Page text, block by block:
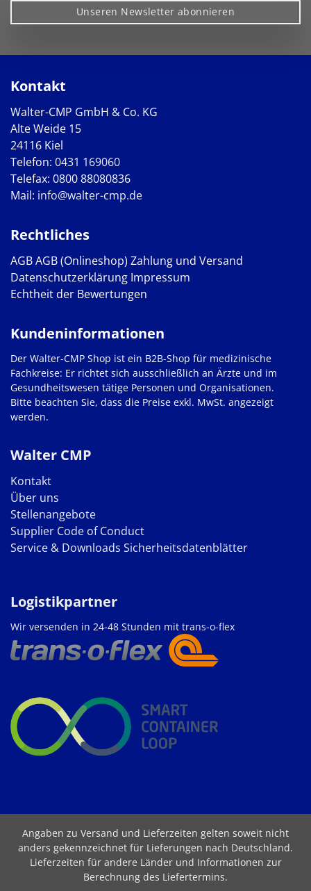
Unseren Newsletter abonnieren
Kontakt
Walter-CMP GmbH & Co. KG
Alte Weide 15
24116 Kiel
Telefon: 0431 169060
Telefax: 0800 88080836
Mail: info@walter-cmp.de
Rechtliches
AGBAGB (Onlineshop) Zahlung und Versand
Datenschutzerklärung Impressum
Echtheit der Bewertungen
Walter CMP
Kontakt
Über uns
Stellenangebote
Supplier Code of Conduct
Service & Downloads Sicherheitsdatenblätter
Kundeninformationen
Der Walter-CMP Shop ist ein B2B-Shop für medizinische
Fachkreise: Er richtet sich ausschließlich an Ärzte und im
Gesundheitswesen tätige Personen und Organisationen.
Bitte beachten Sie, dass die Preise exkl. MwSt. angezeigt
werden.
Logistikpartner
Wir versenden in 24-48 Stunden mit trans-o-flex
Angaben zu Versand und Lieferzeiten gelten soweit nicht
anders gekennzeichnet für Lieferungen nach Deutschland.
Lieferzeiten für andere Länder und Informationen zur
Berechnung des Liefertermins.